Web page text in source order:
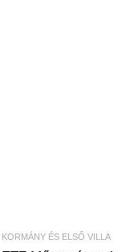
KORMÁNY ÉS ELSŐ VILLA